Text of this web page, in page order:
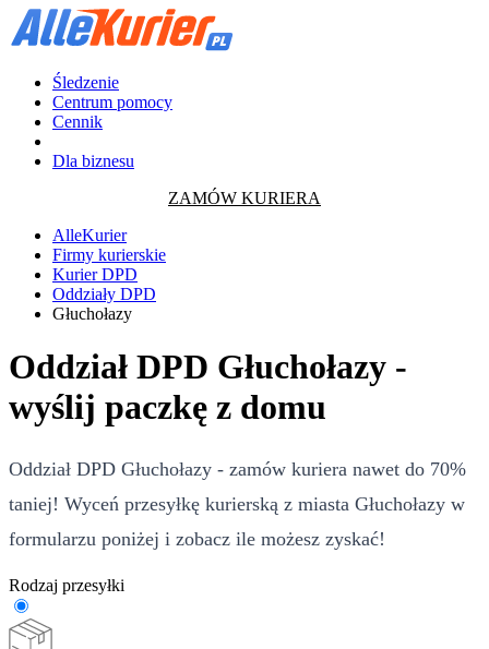
Śledzenie
Centrum pomocy
Cennik
Dla biznesu
ZAMÓW KURIERA
AlleKurier
Firmy kurierskie
Kurier DPD
Oddziały DPD
Głuchołazy
Oddział DPD Głuchołazy -
wyślij paczkę z domu
Oddział DPD Głuchołazy - zamów kuriera nawet do 70%
taniej! Wyceń przesyłkę kurierską z miasta Głuchołazy w
formularzu poniżej i zobacz ile możesz zyskać!
Rodzaj przesyłki